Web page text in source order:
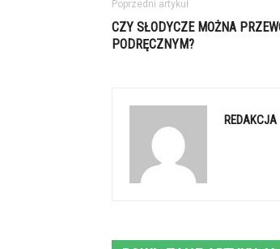
Poprzedni artykuł
CZY SŁODYCZE MOŻNA
PODRĘCZNYM?
REDAKCJA